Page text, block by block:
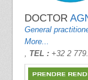
DOCTOR
General
More...
, TEL : +32 2